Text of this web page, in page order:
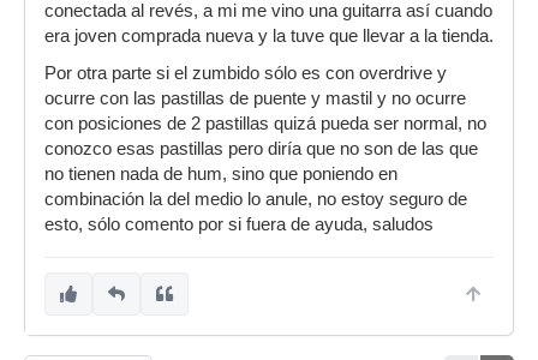
conectada al revés, a mi me vino una guitarra así cuando
era joven comprada nueva y la tuve que llevar a la tienda.
Por otra parte si el zumbido sólo es con overdrive y
ocurre con las pastillas de puente y mastil y no ocurre
con posiciones de 2 pastillas quizá pueda ser normal, no
conozco esas pastillas pero diría que no son de las que
no tienen nada de hum, sino que poniendo en
combinación la del medio lo anule, no estoy seguro de
esto, sólo comento por si fuera de ayuda, saludos